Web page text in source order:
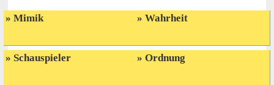
Mimik
Schauspieler
Wahrheit
Ordnung